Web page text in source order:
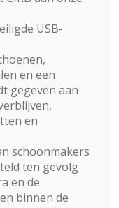
USB-
en een
gegeven aan
en
schoonmakers
ten gevolg
en de
binnen de